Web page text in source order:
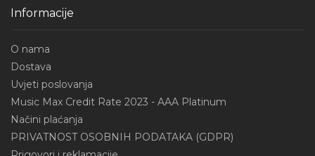
Informacije
O nama
Dostava
Uvjeti poslovanja
Music Max Credit Rate 2023 - AAA Platinum
Načini plaćanja
PRIVATNOST OSOBNIH PODATAKA (GDPR)